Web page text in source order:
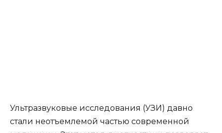
Ультразвуковые исследования (УЗИ) давно
стали неотъемлемой частью современной